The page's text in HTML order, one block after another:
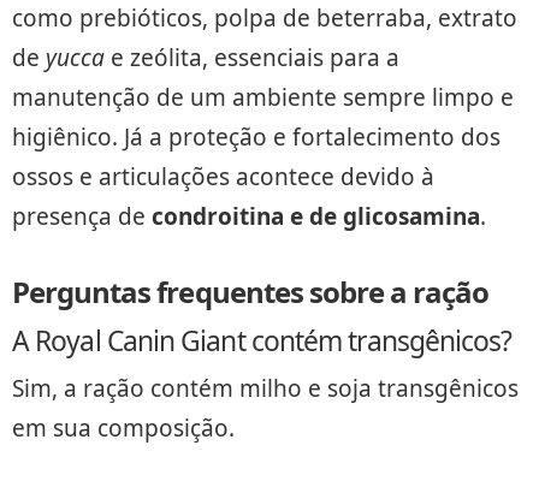
como prebióticos, polpa de beterraba, extrato
de yucca e zeólita, essenciais para a
manutenção de um ambiente sempre limpo e
higiênico. Já a proteção e fortalecimento dos
ossos e articulações acontece devido à
presença de condroitina e de glicosamina.
Perguntas frequentes sobre a ração
A Royal Canin Giant contém transgênicos?
Sim, a ração contém milho e soja transgênicos
em sua composição.